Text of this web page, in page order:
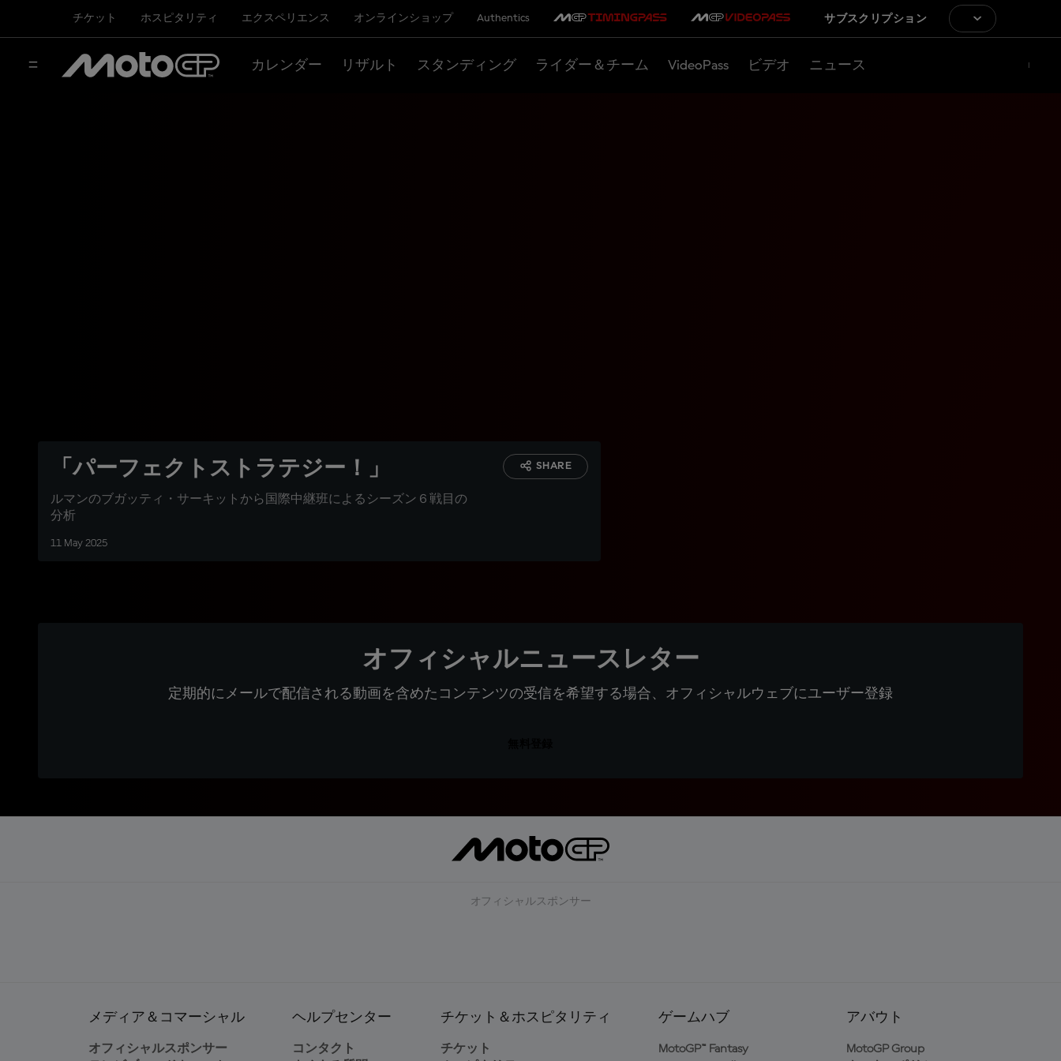
チケット ホスピタリティ エクスペリエンス オンラインショップ Authentics サブスクリプション
カレンダー リザルト スタンディング ライダー＆チーム VideoPass ビデオ ニュース
「パーフェクトストラテジー！」
ルマンのブガッティ・サーキットから国際中継班によるシーズン６戦目の
分析
11 May 2025
SHARE
オフィシャルニュースレター
定期的にメールで配信される動画を含めたコンテンツの受信を希望する場合、オフィシャルウェブにユーザー登録
オフィシャルスポンサー
メディア＆コマーシャル
オフィシャルスポンサー
ヘルプセンター
コンタクト
チケット＆ホスピタリティ
チケット
ゲームハブ
MotoGP™ Fantasy
アバウト
MotoGP Group